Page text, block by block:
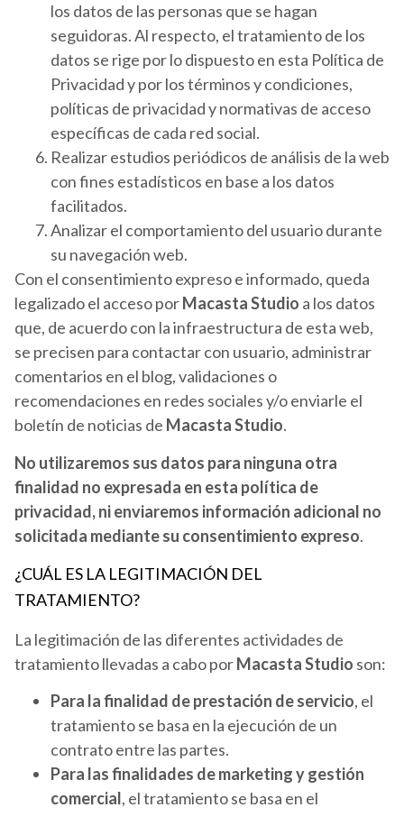
los datos de las personas que se hagan
seguidoras. Al respecto, el tratamiento de los
datos se rige por lo dispuesto en esta Política de
Privacidad y por los términos y condiciones,
políticas de privacidad y normativas de acceso
específicas de cada red social.
Realizar estudios periódicos de análisis de la web
con fines estadísticos en base a los datos
facilitados.
Analizar el comportamiento del usuario durante
su navegación web.
Con el consentimiento expreso e informado, queda
legalizado el acceso porMacasta Studio a los datos
que, de acuerdo con la infraestructura de esta web,
se precisen para contactar con usuario, administrar
comentarios en el blog, validaciones o
recomendaciones en redes sociales y/o enviarle el
boletín de noticias de Macasta Studio.
No utilizaremos sus datos para ninguna otra
finalidad no expresada en esta política de
privacidad, ni enviaremos información adicional no
solicitada mediante su consentimiento expreso.
¿CUÁL ES LA LEGITIMACIÓN DEL
TRATAMIENTO?
La legitimación de las diferentes actividades de
tratamiento llevadas a cabo porMacasta Studio son:
Para la finalidad de prestación de servicio, el
tratamiento se basa en la ejecución de un
contrato entre las partes.
Para las finalidades de marketing y gestión
comercial, el tratamiento se basa en el